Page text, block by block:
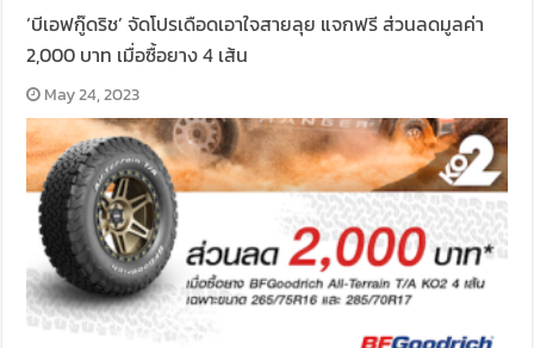
‘บีเอฟกู๊ดริช’ จัดโปรเดือดเอาใจสายลุย แจกฟรี ส่วนลดมูลค่า
2,000 บาท เมื่อซื้อยาง 4 เส้น
May 24, 2023